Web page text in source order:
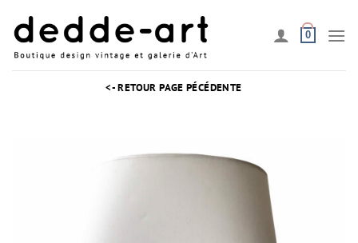
contenu
0
<- RETOUR PAGE PÉCÉDENTE